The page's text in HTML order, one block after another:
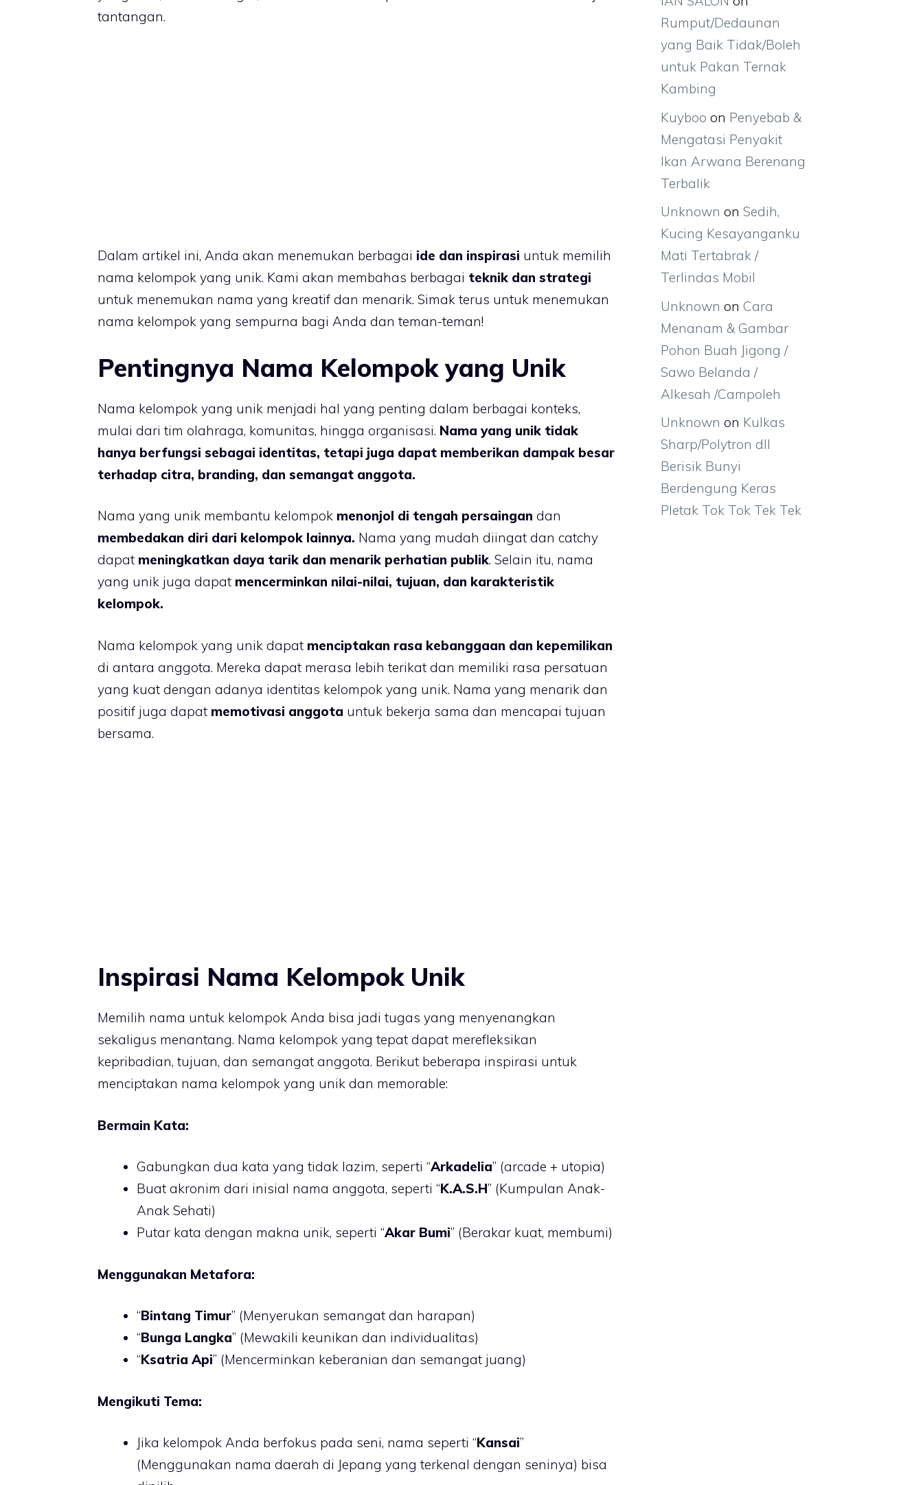
tantangan.
Dalam artikel ini, Anda akan menemukan berbagai ide dan inspirasi untuk memilih
nama kelompok yang unik. Kami akan membahas berbagai teknik dan strategi
untuk menemukan nama yang kreatif dan menarik. Simak terus untuk menemukan
nama kelompok yang sempurna bagi Anda dan teman-teman!
Pentingnya Nama Kelompok yang Unik
Nama kelompok yang unik menjadi hal yang penting dalam berbagai konteks,
mulai dari tim olahraga, komunitas, hingga organisasi. Nama yang unik tidak
hanya berfungsi sebagai identitas, tetapi juga dapat memberikan dampak besar
terhadap citra, branding, dan semangat anggota.
Nama yang unik membantu kelompok menonjol di tengah persaingan dan
membedakan diri dari kelompok lainnya. Nama yang mudah diingat dan catchy
dapat meningkatkan daya tarik dan menarik perhatian publik. Selain itu, nama
yang unik juga dapat mencerminkan nilai-nilai, tujuan, dan karakteristik
kelompok.
Nama kelompok yang unik dapat menciptakan rasa kebanggaan dan kepemilikan
di antara anggota. Mereka dapat merasa lebih terikat dan memiliki rasa persatuan
yang kuat dengan adanya identitas kelompok yang unik. Nama yang menarik dan
positif juga dapat memotivasi anggota untuk bekerja sama dan mencapai tujuan
bersama.
Inspirasi Nama Kelompok Unik
Memilih nama untuk kelompok Anda bisa jadi tugas yang menyenangkan
sekaligus menantang. Nama kelompok yang tepat dapat merefleksikan
kepribadian, tujuan, dan semangat anggota. Berikut beberapa inspirasi untuk
menciptakan nama kelompok yang unik dan memorable:
Bermain Kata:
Gabungkan dua kata yang tidak lazim, seperti “Arkadelia” (arcade + utopia)
Buat akronim dari inisial nama anggota, seperti “K.A.S.H” (Kumpulan Anak-
Anak Sehati)
Putar kata dengan makna unik, seperti “Akar Bumi” (Berakar kuat, membumi)
Menggunakan Metafora:
“Bintang Timur” (Menyerukan semangat dan harapan)
“Bunga Langka” (Mewakili keunikan dan individualitas)
“Ksatria Api” (Mencerminkan keberanian dan semangat juang)
Mengikuti Tema:
Jika kelompok Anda berfokus pada seni, nama seperti “Kansai”
(Menggunakan nama daerah di Jepang yang terkenal dengan seninya) bisa
Rumput/Dedaunan
yang Baik Tidak/Boleh
untuk Pakan Ternak
Kambing
Kuyboo on Penyebab &
Mengatasi Penyakit
Ikan Arwana Berenang
Terbalik
Unknown on Sedih,
Kucing Kesayanganku
Mati Tertabrak /
Terlindas Mobil
Unknown on Cara
Menanam & Gambar
Pohon Buah Jigong /
Sawo Belanda /
Alkesah /Campoleh
Unknown on Kulkas
Sharp/Polytron dll
Berisik Bunyi
Berdengung Keras
Pletak Tok Tok Tek Tek